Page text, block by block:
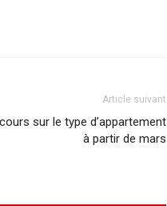
Article suivant
sur le type d’appartement
à partir de mars